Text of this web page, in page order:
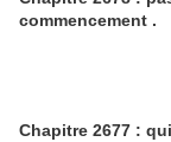
commencement .
Chapitre 2677 :